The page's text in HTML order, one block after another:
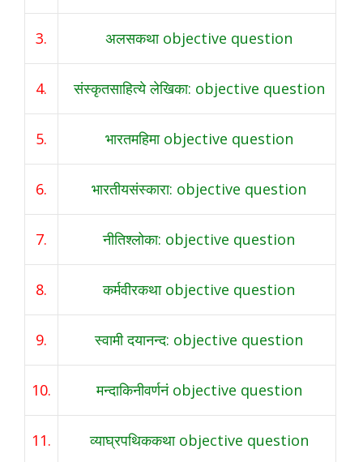
3. अलसकथा objective question
4. संस्कृतसाहित्ये लेखिका: objective question
5. भारतमहिमा objective question
6. भारतीयसंस्कारा: objective question
7. नीतिश्लोका: objective question
8. कर्मवीरकथा objective question
9. स्वामी दयानन्द: objective question
10. मन्दाकिनीवर्णनं objective question
11. व्याघ्रपथिककथा objective question